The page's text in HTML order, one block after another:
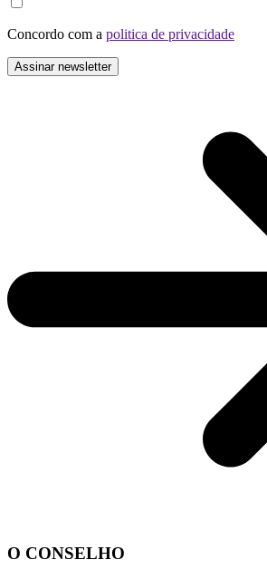
Concordo com a politica de privacidade
O CONSELHO